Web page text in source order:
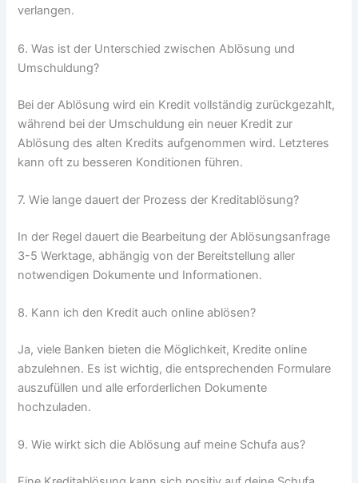
verlangen.
6. Was ist der Unterschied zwischen Ablösung und
Umschuldung?
Bei der Ablösung wird ein Kredit vollständig zurückgezahlt,
während bei der Umschuldung ein neuer Kredit zur
Ablösung des alten Kredits aufgenommen wird. Letzteres
kann oft zu besseren Konditionen führen.
7. Wie lange dauert der Prozess der Kreditablösung?
In der Regel dauert die Bearbeitung der Ablösungsanfrage
3-5 Werktage, abhängig von der Bereitstellung aller
notwendigen Dokumente und Informationen.
8. Kann ich den Kredit auch online ablösen?
Ja, viele Banken bieten die Möglichkeit, Kredite online
abzulehnen. Es ist wichtig, die entsprechenden Formulare
auszufüllen und alle erforderlichen Dokumente
hochzuladen.
9. Wie wirkt sich die Ablösung auf meine Schufa aus?